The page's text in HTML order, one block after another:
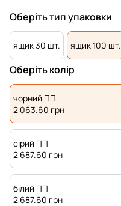
Оберіть тип упаковки
ящик 30 шт. ящик 100 шт.
Оберіть колір
чорний ПП
2 063.60 грн
сірий ПП
2 687.60 грн
білий ПП
2 687.60 грн